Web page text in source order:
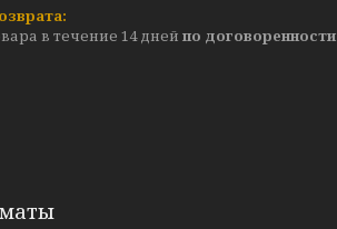
в течение 14 дней по договоренности